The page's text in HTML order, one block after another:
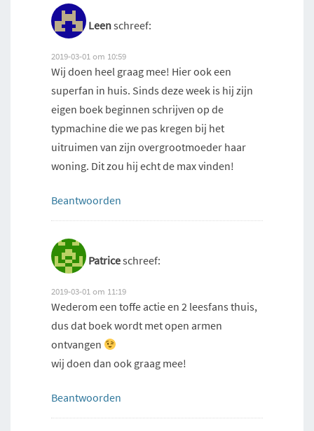
Leenschreef:
2019-03-01 om 10:59
Wij doen heel graag mee! Hier ook een
superfan in huis. Sinds deze week is hij zijn
eigen boek beginnen schrijven op de
typmachine die we pas kregen bij het
uitruimen van zijn overgrootmoeder haar
woning. Dit zou hij echt de max vinden!
Beantwoorden
Patriceschreef:
2019-03-01 om 11:19
Wederom een toffe actie en 2 leesfans thuis,
dus dat boek wordt met open armen
ontvangen
wij doen dan ook graag mee!
Beantwoorden